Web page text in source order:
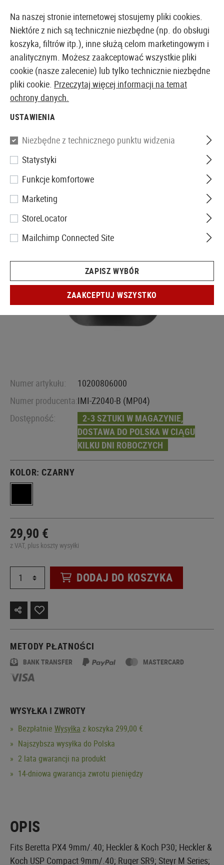
EUROPEJSKI AIRSOFT SKLEP I HURTOWNIA
Strona główna
Double Row Double Magazine
Pouch Type II
Numer artykułu:
10200806000
Numer producenta:IMI-Z2040-B (MP04)
Dostępność:
2-3 SZTUKI W MAGAZYNIE,
DOSTAWA DO POLSKA W CIĄGU
KILKU DNI ROBOCZYCH
KOLOR: CZARNY
29,90 €
z VAT, plus koszty wysyłki
DODAJ DO KOSZYKA
METODY PŁATNOŚCI
BANK TRANSFER MASTERCARD
WYSYŁKA I ZWROTY
Bezpłatnie Wysyłka z koszyka 299,00 €
Najszybsza wysyłka do Polska
2 lata gwarancji na produkt
14-dniowa gwarancja zwrotu pieniędzy
OPIS
Fits Beretta PX4 9mm/.40; Heckler & Koch P30; Heckler &
Koch USP Compact 9mm/.40; Ruger SR9; Steyr M Series;
Na naszej stronie internetowej stosujemy pliki cookies.
Niektóre z nich są technicznie niezbędne (np. do obsługi
koszyka, filtrów itp.), inne służą celom marketingowym i
analitycznym. Możesz zaakceptować wszystkie pliki
cookie (nasze zalecenie) lub tylko technicznie niezbędne
pliki cookie. Przeczytaj więcej informacji na temat
ochrony danych.
USTAWIENIA
Niezbędne z technicznego punktu widzenia
Statystyki
Funkcje komfortowe
Marketing
StoreLocator
Mailchimp Connected Site
ZAPISZ WYBÓR
ZAAKCEPTUJ WSZYSTKO